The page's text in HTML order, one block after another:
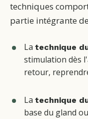
techniques
partie intégrante
La technique
stimulation dès
retour,
La technique
base du gland